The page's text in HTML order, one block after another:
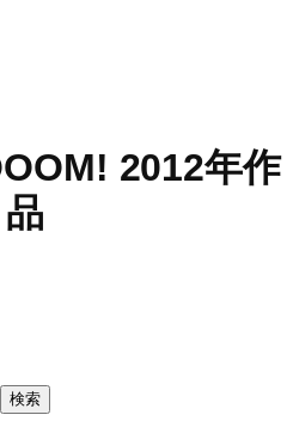
2012年作
品
検索